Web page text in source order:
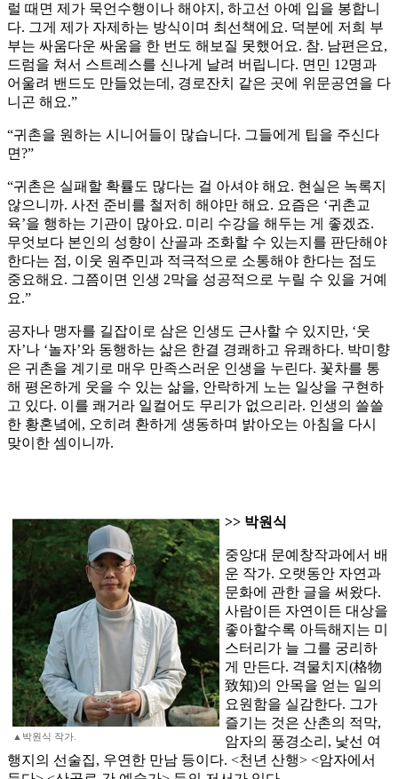
럴 때면 제가 묵언수행이나 해야지, 하고선 아예 입을 봉합니
다. 그게 제가 자제하는 방식이며 최선책에요. 덕분에 저희 부
부는 싸움다운 싸움을 한 번도 해보질 못했어요. 참. 남편은요,
드럼을 쳐서 스트레스를 신나게 날려 버립니다. 면민 12명과
어울려 밴드도 만들었는데, 경로잔치 같은 곳에 위문공연을 다
니곤 해요.”
“귀촌을 원하는 시니어들이 많습니다. 그들에게 팁을 주신다
면?”
“귀촌은 실패할 확률도 많다는 걸 아셔야 해요. 현실은 녹록지
않으니까. 사전 준비를 철저히 해야만 해요. 요즘은 ‘귀촌교
육’을 행하는 기관이 많아요. 미리 수강을 해두는 게 좋겠죠.
무엇보다 본인의 성향이 산골과 조화할 수 있는지를 판단해야
한다는 점, 이웃 원주민과 적극적으로 소통해야 한다는 점도
중요해요. 그쯤이면 인생 2막을 성공적으로 누릴 수 있을 거예
요.”
공자나 맹자를 길잡이로 삼은 인생도 근사할 수 있지만, ‘웃
자’나 ‘놀자’와 동행하는 삶은 한결 경쾌하고 유쾌하다. 박미향
은 귀촌을 계기로 매우 만족스러운 인생을 누린다. 꽃차를 통
해 평온하게 웃을 수 있는 삶을, 안락하게 노는 일상을 구현하
고 있다. 이를 쾌거라 일컬어도 무리가 없으리라. 인생의 쓸쓸
한 황혼녘에, 오히려 환하게 생동하며 밝아오는 아침을 다시
맞이한 셈이니까.
▲박원식 작가.
>> 박원식
중앙대 문예창작과에서 배
운 작가. 오랫동안 자연과
문화에 관한 글을 써왔다.
사람이든 자연이든 대상을
좋아할수록 아득해지는 미
스터리가 늘 그를 궁리하
게 만든다. 격물치지(格物
致知)의 안목을 얻는 일의
요원함을 실감한다. 그가
즐기는 것은 산촌의 적막,
암자의 풍경소리, 낯선 여
행지의 선술집, 우연한 만남 등이다. <천년 산행> <암자에서